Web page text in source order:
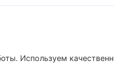
Используем